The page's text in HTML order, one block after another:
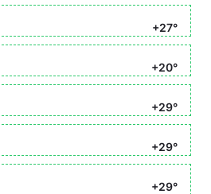
+27°
+20°
+29°
+29°
+29°